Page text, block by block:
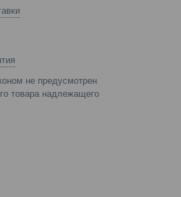
не предусмотрен
товара надлежащего